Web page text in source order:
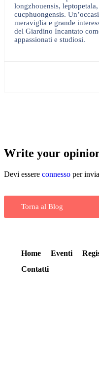
longzhouensis,
cucphuongensis.
meraviglia e grande
del Giardino Incantato
appassionati e studiosi.
Write your
Devi essere connesso per
Torna al Blog
Home Eventi
Contatti